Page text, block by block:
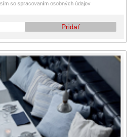
so spracovaním osobných údajov
Pridať